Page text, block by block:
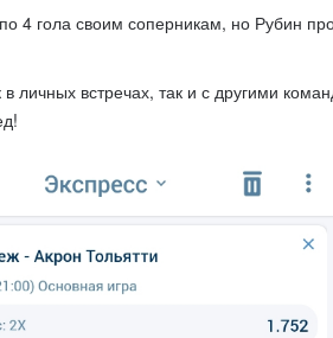
4 гола своим соперникам, но Рубин
встречах, так и с другими